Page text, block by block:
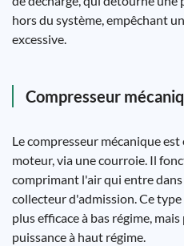
hors du système, empêchant
excessive.
Compresseur
Le compresseur mécanique
moteur, via une courroie. Il
comprimant l'air qui entre
collecteur d'admission. Ce
plus efficace à bas régime,
puissance à haut régime.